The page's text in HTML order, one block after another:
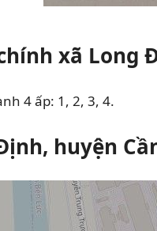
xã Long
4 ấp: 1, 2, 3, 4.
huyện